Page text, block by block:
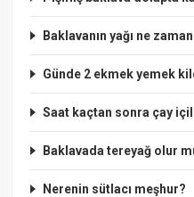
Baklavanın yağı ne
Günde 2 ekmek yemek
Saat kaçtan sonra çay
Baklavada tereyağ olur
Nerenin sütlacı meşhur?